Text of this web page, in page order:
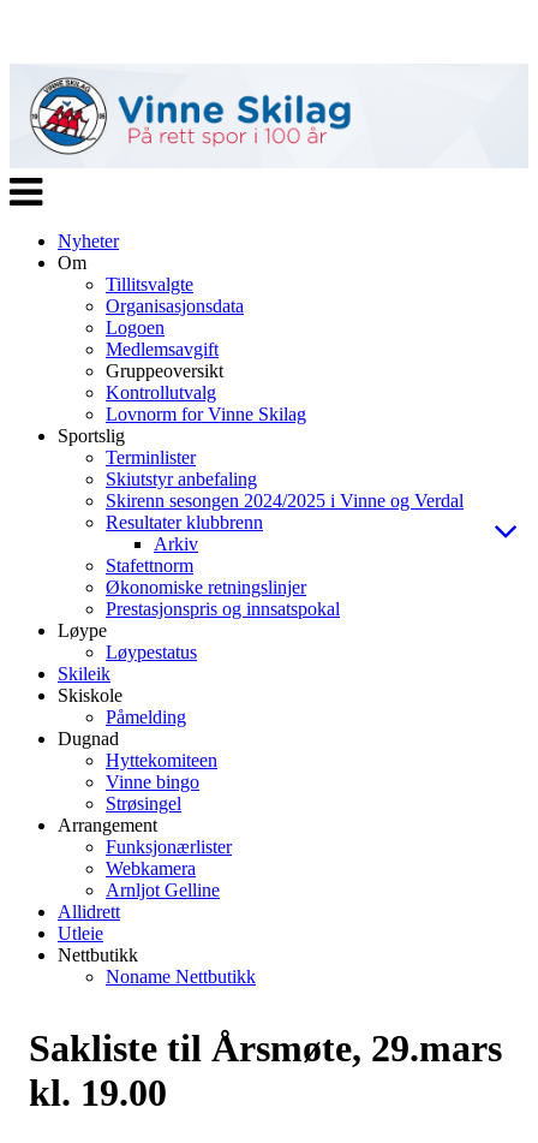
Veksle
navigasjon
Nyheter
Om
Tillitsvalgte
Organisasjonsdata
Logoen
Medlemsavgift
Gruppeoversikt
Kontrollutvalg
Lovnorm for Vinne Skilag
Sportslig
Terminlister
Skiutstyr anbefaling
Skirenn sesongen 2024/2025 i Vinne og Verdal
Resultater klubbrenn
Arkiv
Stafettnorm
Økonomiske retningslinjer
Prestasjonspris og innsatspokal
Løype
Løypestatus
Skileik
Skiskole
Påmelding
Dugnad
Hyttekomiteen
Vinne bingo
Strøsingel
Arrangement
Funksjonærlister
Webkamera
Arnljot Gelline
Allidrett
Utleie
Nettbutikk
Noname Nettbutikk
Sakliste til Årsmøte, 29.mars
kl. 19.00